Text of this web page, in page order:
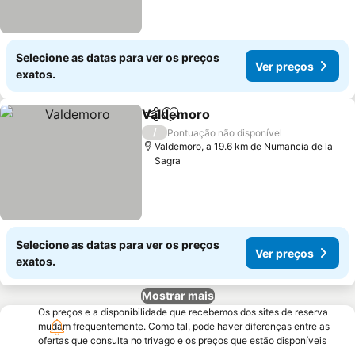
Selecione as datas para ver os preços
exatos.
Ver preços
PartilharAdicionar aos favoritos
Valdemoro
/
Pontuação não disponível
Valdemoro, a 19.6 km de Numancia de la
Sagra
Selecione as datas para ver os preços
exatos.
Ver preços
Mostrar mais
Os preços e a disponibilidade que recebemos dos sites de reserva
mudam frequentemente. Como tal, pode haver diferenças entre as
ofertas que consulta no trivago e os preços que estão disponíveis